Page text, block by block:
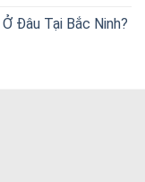
Đâu Tại Bắc Ninh?